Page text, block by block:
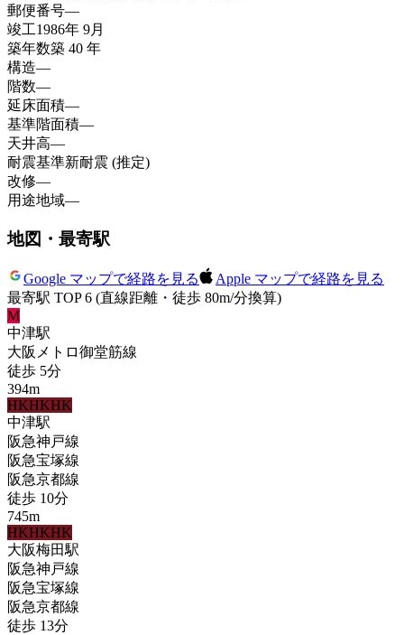
郵便番号—
竣工1986年 9月
築年数築 40 年
構造—
階数—
延床面積—
基準階面積—
天井高—
耐震基準新耐震 (推定)
改修—
用途地域—
地図・最寄駅
Google マップで経路を見る
Apple マップで経路を見る
最寄駅 TOP 6 (直線距離・徒歩 80m/分換算)
M
中津駅
大阪メトロ御堂筋線
徒歩 5分
394m
HKHKHK
中津駅
阪急神戸線
阪急宝塚線
阪急京都線
徒歩 10分
745m
HKHKHK
大阪梅田駅
阪急神戸線
阪急宝塚線
阪急京都線
徒歩 13分